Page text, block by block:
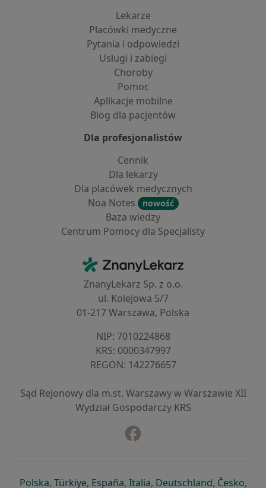
Lekarze
Placówki medyczne
Pytania i odpowiedzi
Usługi i zabiegi
Choroby
Pomoc
Aplikacje mobilne
Blog dla pacjentów
Dla profesjonalistów
Cennik
Dla lekarzy
Dla placówek medycznych
Noa Notes
nowość
Baza wiedzy
Centrum Pomocy dla Specjalisty
ZnanyLekarz - Strona główna
ZnanyLekarz Sp. z o.o.
ul. Kolejowa 5/7
01-217 Warszawa, Polska
NIP: ⁠7010224868
KRS: ⁠0000347997
REGON: ⁠142276657
Sąd Rejonowy dla m.st. Warszawy w Warszawie XII
Wydział Gospodarczy KRS
Polskaotwiera się w nowej karcie
, Türkiyeotwiera się w nowej karcie
, Españaotwiera się w nowej karcie
, Italiaotwiera się w nowej
, Deutschlandotwiera się
, Česko,